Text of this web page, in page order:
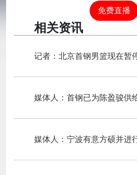
免费直播
相关资讯